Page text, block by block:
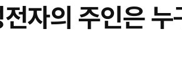
자의 주인은 누